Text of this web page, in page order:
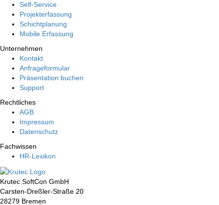
Self-Service
Projekterfassung
Schichtplanung
Mobile Erfassung
Unternehmen
Kontakt
Anfrageformular
Präsentation buchen
Support
Rechtliches
AGB
Impressum
Datenschutz
Fachwissen
HR-Lexikon
Krutec SoftCon GmbH
Carsten-Dreßler-Straße 20
28279 Bremen